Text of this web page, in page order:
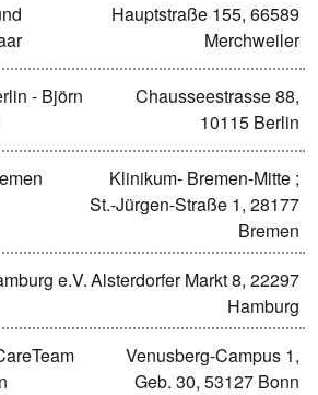
Hauptstraße 155, 66589
Merchweiler
- Björn
Chausseestrasse 88,
10115 Berlin
Klinikum- Bremen-Mitte ;
St.-Jürgen-Straße 1, 28177
Bremen
e.V.Alsterdorfer Markt 8, 22297
Hamburg
Venusberg-Campus 1,
Geb. 30, 53127 Bonn